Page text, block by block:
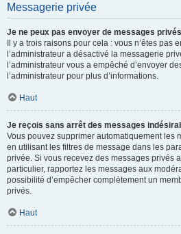
Messagerie privée
Je ne peux pas envoyer de messages
Il y a trois raisons pour cela : vous n’êtes pas
l’administrateur a désactivé la messagerie
l’administrateur vous a empêché d’envoyer
l’administrateur pour plus d’informations.
Haut
Je reçois sans arrêt des messages
Vous pouvez supprimer automatiquement les
en utilisant les filtres de message dans les
privée. Si vous recevez des messages privés
particulier, rapportez les messages aux
possibilité d’empêcher complètement un
privés.
Haut